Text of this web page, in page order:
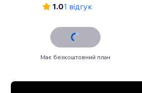
1.01 відгук
Має безкоштовний план